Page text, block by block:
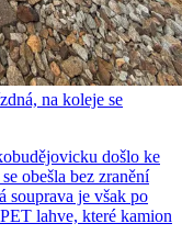
na koleje se
došlo ke
obešla bez zranění
souprava je však po
lahve, které kamion